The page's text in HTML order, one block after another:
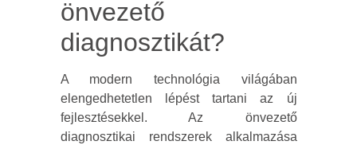
önvezető
diagnosztikát?
A modern technológia világában
elengedhetetlen lépést tartani az új
fejlesztésekkel. Az önvezető
diagnosztikai rendszerek alkalmazása